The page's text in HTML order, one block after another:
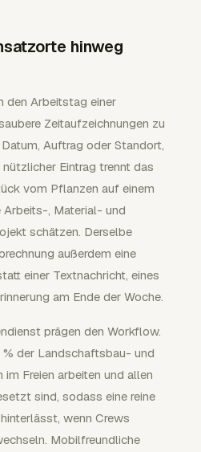
hinweg
den Arbeitstag einer
Zeitaufzeichnungen zu
Auftrag oder Standort,
Eintrag trennt das
vom Pflanzen auf einem
Arbeits-, Material- und
schätzen. Derselbe
außerdem eine
einer Textnachricht, eines
am Ende der Woche.
prägen den Workflow.
der Landschaftsbau- und
Freien arbeiten und allen
sind, sodass eine reine
wenn Crews
Mobilfreundliche